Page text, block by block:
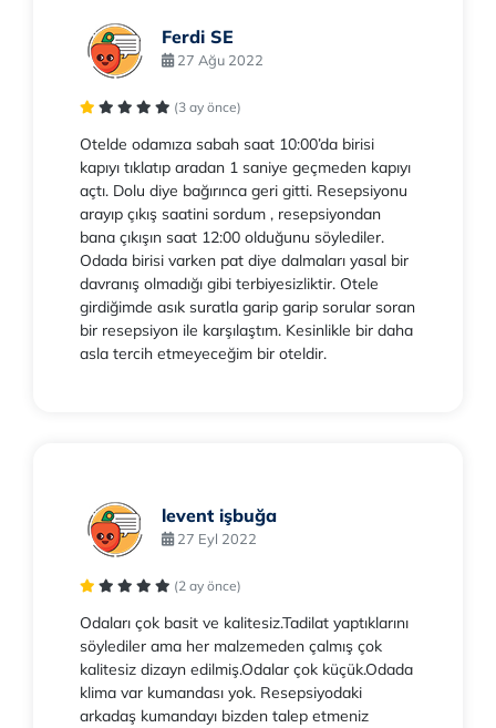
Ferdi SE
27 Ağu 2022
(3 ay önce)
Otelde odamıza sabah saat 10:00’da birisi
kapıyı tıklatıp aradan 1 saniye geçmeden kapıyı
açtı. Dolu diye bağırınca geri gitti. Resepsiyonu
arayıp çıkış saatini sordum , resepsiyondan
bana çıkışın saat 12:00 olduğunu söylediler.
Odada birisi varken pat diye dalmaları yasal bir
davranış olmadığı gibi terbiyesizliktir. Otele
girdiğimde asık suratla garip garip sorular soran
bir resepsiyon ile karşılaştım. Kesinlikle bir daha
asla tercih etmeyeceğim bir oteldir.
levent işbuğa
27 Eyl 2022
(2 ay önce)
Odaları çok basit ve kalitesiz.Tadilat yaptıklarını
söylediler ama her malzemeden çalmış çok
kalitesiz dizayn edilmiş.Odalar çok küçük.Odada
klima var kumandası yok. Resepsiyodaki
arkadaş kumandayı bizden talep etmeniz